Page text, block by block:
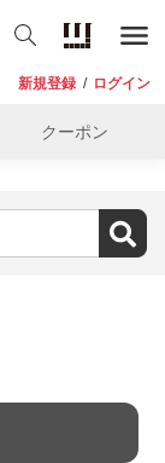
新規登録 / ログイン
クーポン